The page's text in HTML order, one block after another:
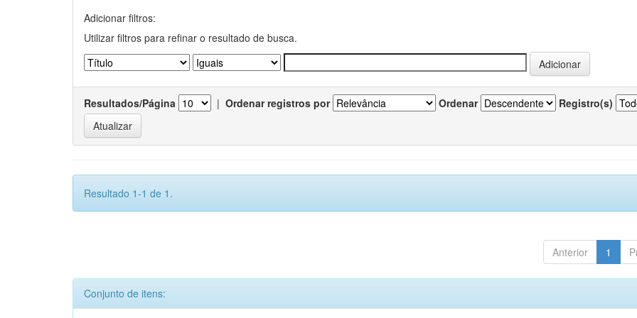
Adicionar filtros:
Utilizar filtros para refinar o resultado de busca.
Resultados/Página | Ordenar registros por Ordenar Registro(s)
Resultado 1-1 de 1.
Anterior 1
Conjunto de itens: